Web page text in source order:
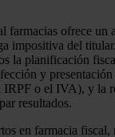
farmacias ofrece un
impositiva del
la planificación
y
o el IVA), y la
resultados.
en farmacia fiscal,